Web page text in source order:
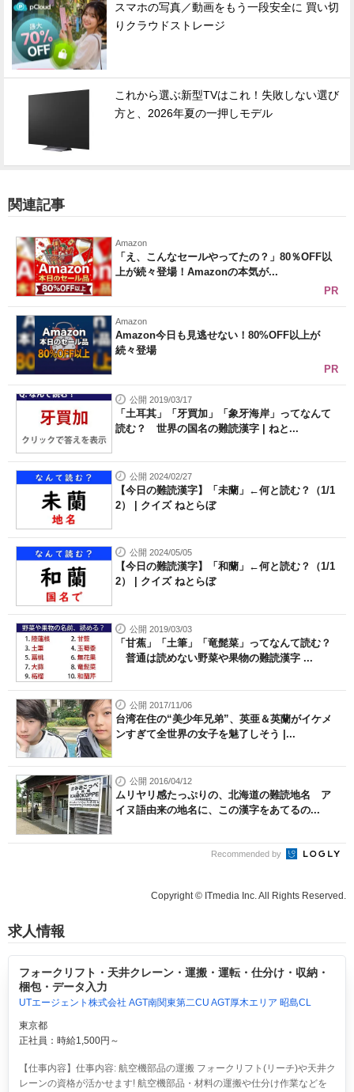
スマホの写真／動画をもう一段安全に 買い切
りクラウドストレージ
これから選ぶ新型TVはこれ！失敗しない選び
方と、2026年夏の一押しモデル
関連記事
Amazon
「え、こんなセールやってたの？」80％OFF以
上が続々登場！Amazonの本気が...
PR
Amazon
Amazon今日も見逃せない！80%OFF以上が
続々登場
PR
公開 2019/03/17
「土耳其」「牙買加」「象牙海岸」ってなんて
読む？ 世界の国名の難読漢字 | ねと...
公開 2024/02/27
【今日の難読漢字】「未蘭」←何と読む？（1/1
2） | クイズ ねとらぼ
公開 2024/05/05
【今日の難読漢字】「和蘭」←何と読む？（1/1
2） | クイズ ねとらぼ
公開 2019/03/03
「甘蕉」「土筆」「竜髭菜」ってなんて読む？
普通は読めない野菜や果物の難読漢字 ...
公開 2017/11/06
台湾在住の“美少年兄弟”、英亜＆英蘭がイケメ
ンすぎて全世界の女子を魅了しそう |...
公開 2016/04/12
ムリヤリ感たっぷりの、北海道の難読地名 ア
イヌ語由来の地名に、この漢字をあてるの...
Recommended by
Copyright © ITmedia Inc. All Rights Reserved.
求人情報
フォークリフト・天井クレーン・運搬・運転・仕分け・収納・
梱包・データ入力
UTエージェント株式会社 AGT南関東第二CU AGT厚木エリア 昭島CL
東京都
正社員：時給1,500円～
【仕事内容】仕事内容: 航空機部品の運搬 フォークリフト(リーチ)や天井ク
レーンの資格が活かせます! 航空機部品・材料の運搬や仕分け作業などを